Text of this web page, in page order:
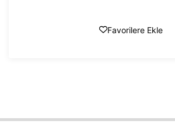
Favorilere Ekle